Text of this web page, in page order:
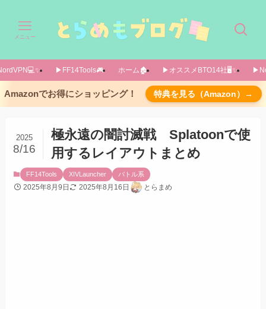
メニュー
▶FF14Tools🎮️ ホーム🏚️ ▶オススメBTO14社🖥️✨️
Amazonでお得にショッピング！ 特典を見る（Amazon）→
極永遠の闇討滅戦 Splatoonで使
用するレイアウトまとめ
2025
8/16
FF14Tools XIVLauncher バトル系
2025年8月9日 2025年8月16日 とらまめ
公式GitHubと光のツーラーさんのリンク
A Realm RecordedはDev運用にて使えます
サーバーで共有されたレイアウト